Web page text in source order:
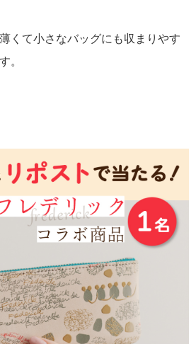
くて小さなバッグにも収まりやす
。